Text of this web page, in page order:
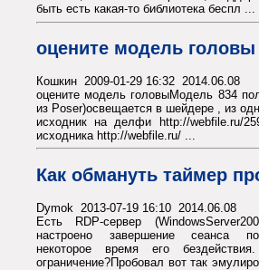
быть есть какая-то библиотека беспл ...
оцените модель головы
Кошкин 2009-01-29 16:32 2014.06.08
оцените модель головыМодель 834
из Poser)освещается в шейдере , из
исходник на делфи http://webfile.ru/
исходника http://webfile.ru/ ...
Как обмануть таймер
Dymok 2013-07-19 16:10 2014.06.08
Есть RDP-сервер
настроено завершение сеанса
некоторое время его
ограничение?Пробовал вот так